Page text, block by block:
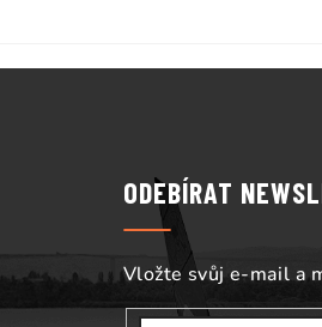
ODEBÍRAT
Vložte svůj e-mail a